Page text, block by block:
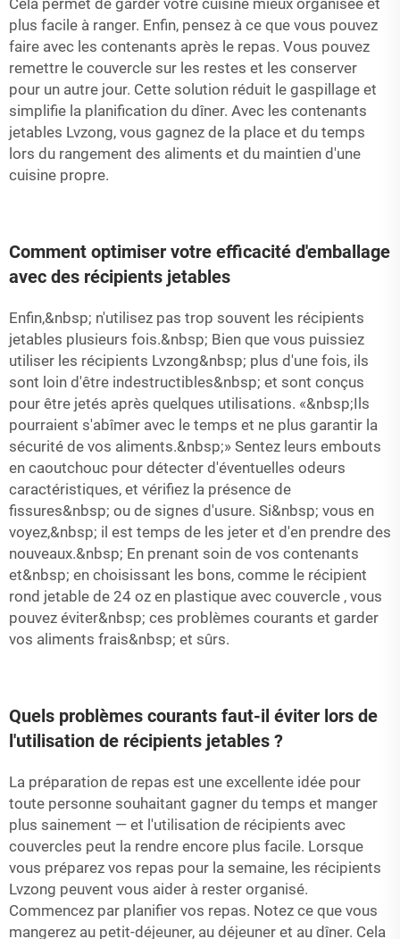
Cela permet de garder votre cuisine mieux organisée et
plus facile à ranger. Enfin, pensez à ce que vous pouvez
faire avec les contenants après le repas. Vous pouvez
remettre le couvercle sur les restes et les conserver
pour un autre jour. Cette solution réduit le gaspillage et
simplifie la planification du dîner. Avec les contenants
jetables Lvzong, vous gagnez de la place et du temps
lors du rangement des aliments et du maintien d'une
cuisine propre.
Comment optimiser votre efficacité d'emballage
avec des récipients jetables
Enfin,&nbsp; n'utilisez pas trop souvent les récipients
jetables plusieurs fois.&nbsp; Bien que vous puissiez
utiliser les récipients Lvzong&nbsp; plus d'une fois, ils
sont loin d'être indestructibles&nbsp; et sont conçus
pour être jetés après quelques utilisations. «&nbsp;Ils
pourraient s'abîmer avec le temps et ne plus garantir la
sécurité de vos aliments.&nbsp;» Sentez leurs embouts
en caoutchouc pour détecter d'éventuelles odeurs
caractéristiques, et vérifiez la présence de
fissures&nbsp; ou de signes d'usure. Si&nbsp; vous en
voyez,&nbsp; il est temps de les jeter et d'en prendre des
nouveaux.&nbsp; En prenant soin de vos contenants
et&nbsp; en choisissant les bons, comme le récipient
rond jetable de 24 oz en plastique avec couvercle , vous
pouvez éviter&nbsp; ces problèmes courants et garder
vos aliments frais&nbsp; et sûrs.
Quels problèmes courants faut-il éviter lors de
l'utilisation de récipients jetables ?
La préparation de repas est une excellente idée pour
toute personne souhaitant gagner du temps et manger
plus sainement — et l'utilisation de récipients avec
couvercles peut la rendre encore plus facile. Lorsque
vous préparez vos repas pour la semaine, les récipients
Lvzong peuvent vous aider à rester organisé.
Commencez par planifier vos repas. Notez ce que vous
mangerez au petit-déjeuner, au déjeuner et au dîner. Cela